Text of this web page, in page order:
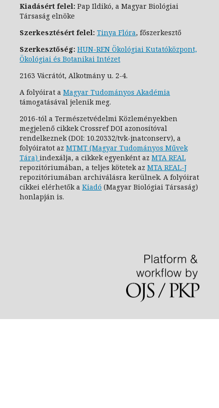
Kiadásért felel: Pap Ildikó, a Magyar Biológiai
Társaság elnöke
Szerkesztésért felel: Tinya Flóra, főszerkesztő
Szerkesztőség: HUN-REN Ökológiai Kutatóközpont,
Ökológiai és Botanikai Intézet
2163 Vácrátót, Alkotmány u. 2-4.
A folyóirat a Magyar Tudományos Akadémia
támogatásával jelenik meg.
2016-tól a Természetvédelmi Közleményekben
megjelenő cikkek Crossref DOI azonosítóval
rendelkeznek (DOI: 10.20332/tvk-jnatconserv), a
folyóiratot az MTMT (Magyar Tudományos Művek
Tára) indexálja, a cikkek egyenként az MTA REAL
repozitóriumában, a teljes kötetek az MTA REAL-J
repozitóriumában archiválásra kerülnek. A folyóirat
cikkei elérhetők a Kiadó (Magyar Biológiai Társaság)
honlapján is.